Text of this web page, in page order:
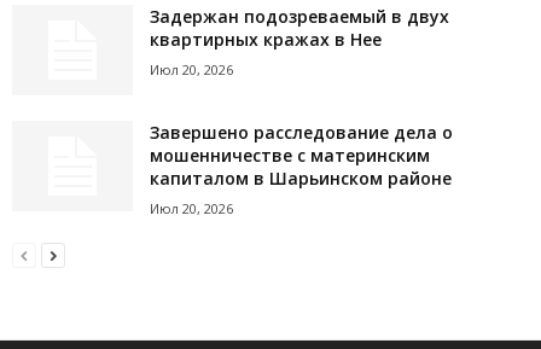
Задержан подозреваемый в двух
квартирных кражах в Нее
Июл 20, 2026
Завершено расследование дела о
мошенничестве с материнским
капиталом в Шарьинском районе
Июл 20, 2026